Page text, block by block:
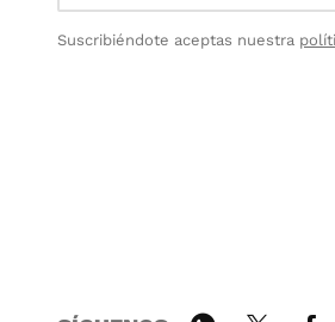
Suscribiéndote aceptas nuestra